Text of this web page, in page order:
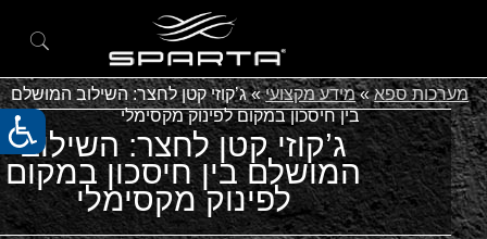
ג’קוזי קטן לחצר: השילוב
המושלם בין חיסכון במקום
לפינוק מקסימלי
מערכות ספא»מידע מקצועי»ג’קוזי קטן לחצר: השילוב המושלם
בין חיסכון במקום לפינוק מקסימלי